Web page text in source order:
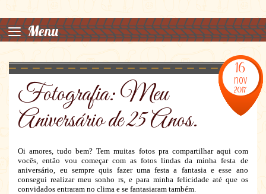
≡ Menu
16
nov
2017
Fotografia: Meu
Aniversário de 25 Anos.
Oi amores, tudo bem? Tem muitas fotos pra compartilhar aqui com
vocês, então vou começar com as fotos lindas da minha festa de
aniversário, eu sempre quis fazer uma festa a fantasia e esse ano
consegui realizar meu sonho rs, e para minha felicidade até que os
convidados entraram no clima e se fantasiaram também.